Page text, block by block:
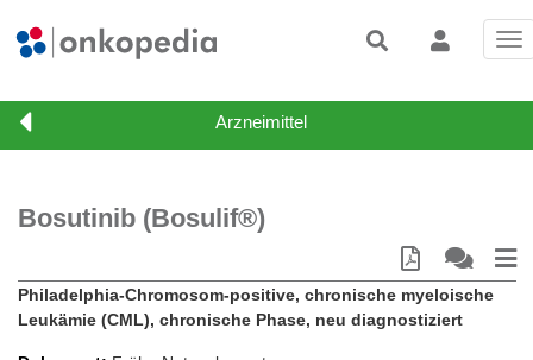
Bosutinib (Bosulif®)
Philadelphia-Chromosom-positive, chronische myeloische
Leukämie (CML), chronische Phase, neu diagnostiziert